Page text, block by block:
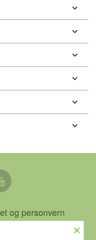
og personvern
×